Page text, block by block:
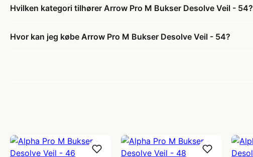
Hvilken kategori tilhører Arrow Pro M Bukser Desolve Veil - 54?
Hvor kan jeg købe Arrow Pro M Bukser Desolve Veil - 54?